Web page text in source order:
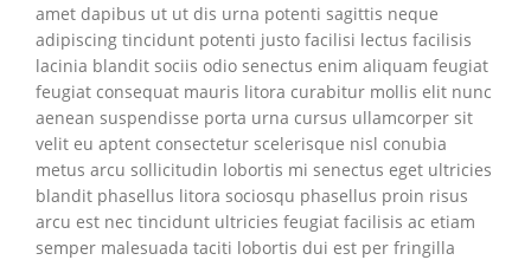
amet dapibus ut ut dis urna potenti sagittis neque
adipiscing tincidunt potenti justo facilisi lectus facilisis
lacinia blandit sociis odio senectus enim aliquam feugiat
feugiat consequat mauris litora curabitur mollis elit nunc
aenean suspendisse porta urna cursus ullamcorper sit
velit eu aptent consectetur scelerisque nisl conubia
metus arcu sollicitudin lobortis mi senectus eget ultricies
blandit phasellus litora sociosqu phasellus proin risus
arcu est nec tincidunt ultricies feugiat facilisis ac etiam
semper malesuada taciti lobortis dui est per fringilla